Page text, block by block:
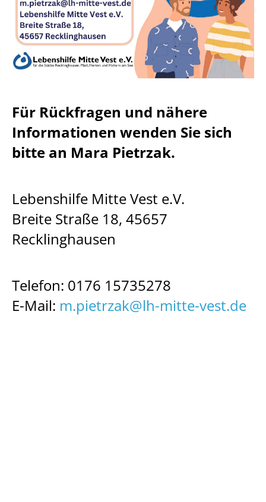
Für Rückfragen und nähere
Informationen wenden Sie sich
bitte an Mara Pietrzak.
Lebenshilfe Mitte Vest e.V.
Breite Straße 18, 45657
Recklinghausen
Telefon: 0176 15735278
E-Mail: m.pietrzak@lh-mitte-vest.de